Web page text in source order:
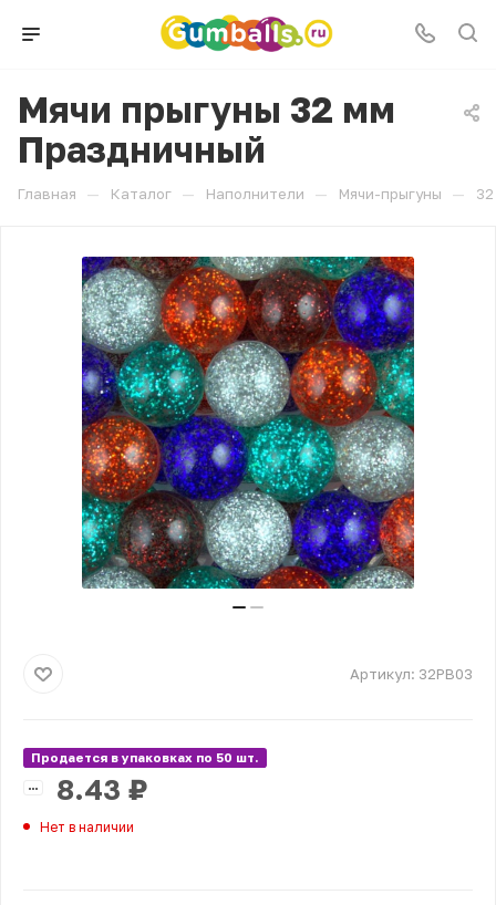
Мячи прыгуны 32 мм
Праздничный
Главная — Каталог — Наполнители — Мячи-прыгуны —
Артикул: 32PB03
Продается в упаковках по 50 шт.
8.43 ₽
Нет в наличии